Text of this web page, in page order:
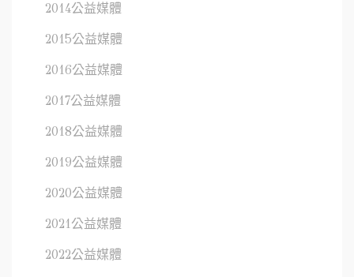
2014公益媒體
2015公益媒體
2016公益媒體
2017公益媒體
2018公益媒體
2019公益媒體
2020公益媒體
2021公益媒體
2022公益媒體